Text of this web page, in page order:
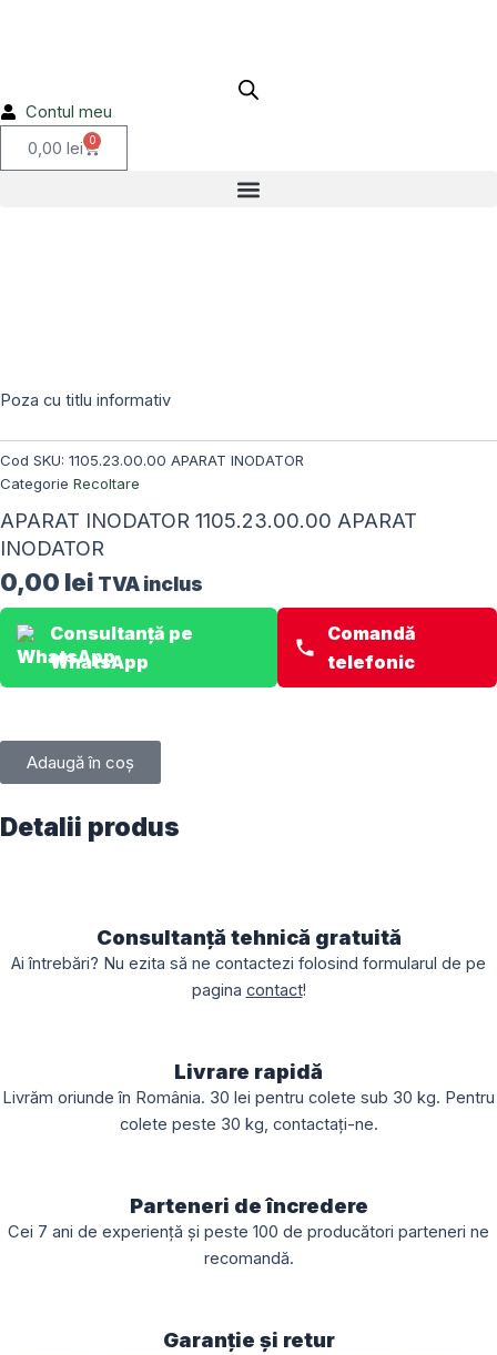
Contul meu
0,00 lei 0
Cart
Poza cu titlu informativ
Cod SKU: 1105.23.00.00 APARAT INODATOR
Categorie Recoltare
APARAT INODATOR 1105.23.00.00 APARAT
INODATOR
0,00 lei TVA inclus
Consultanță pe
WhatsApp
Comandă
telefonic
Adaugă în coș
Detalii produs
Consultanță tehnică gratuită
Ai întrebări? Nu ezita să ne contactezi folosind formularul de pe
pagina contact!
Livrare rapidă
Livrăm oriunde în România. 30 lei pentru colete sub 30 kg. Pentru
colete peste 30 kg, contactați-ne.
Parteneri de încredere
Cei 7 ani de experiență și peste 100 de producători parteneri ne
recomandă.
Garanție și retur